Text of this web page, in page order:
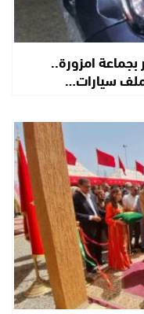
امزورة..
سيارات…